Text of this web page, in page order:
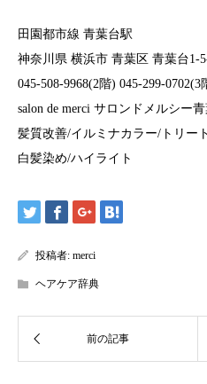
田園都市線 青葉台駅
神奈川県 横浜市 青葉区 青葉台1-
045-508-9968(2階) 045-299-0702(3
salon de merci サロンドメルシー
髪質改善/イルミナカラー/トリー
白髪染め/ハイライト
投稿者: merci
ヘアケア辞典